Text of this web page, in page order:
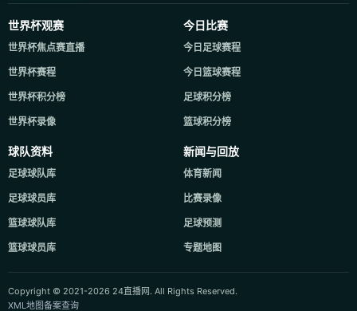
世界杯观赛
世界杯焦点赛直播
世界杯赛程
世界杯积分榜
世界杯录像
今日比赛
今日足球赛程
今日篮球赛程
足球积分榜
篮球积分榜
球队资料
足球球队库
足球球员库
篮球球队库
篮球球员库
新闻与回放
体育新闻
比赛录像
足球预测
专题地图
Copyright © 2021-2026 24直播网. All Rights Reserved.
XML地图备案查询